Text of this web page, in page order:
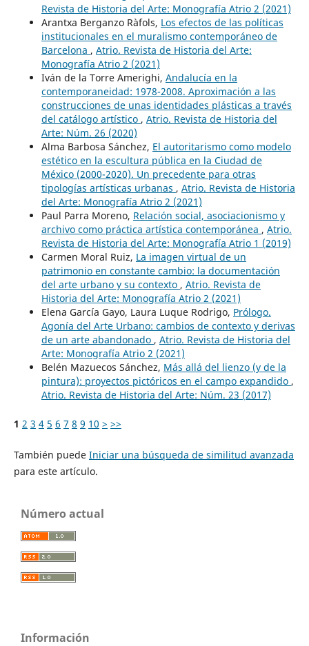
Revista de Historia del Arte: Monografía Atrio 2 (2021)
Arantxa Berganzo Ràfols, Los efectos de las políticas
institucionales en el muralismo contemporáneo de
Barcelona , Atrio. Revista de Historia del Arte:
Monografía Atrio 2 (2021)
Iván de la Torre Amerighi, Andalucía en la
contemporaneidad: 1978-2008. Aproximación a las
construcciones de unas identidades plásticas a través
del catálogo artístico , Atrio. Revista de Historia del
Arte: Núm. 26 (2020)
Alma Barbosa Sánchez, El autoritarismo como modelo
estético en la escultura pública en la Ciudad de
México (2000-2020). Un precedente para otras
tipologías artísticas urbanas , Atrio. Revista de Historia
del Arte: Monografía Atrio 2 (2021)
Paul Parra Moreno, Relación social, asociacionismo y
archivo como práctica artística contemporánea , Atrio.
Revista de Historia del Arte: Monografía Atrio 1 (2019)
Carmen Moral Ruiz, La imagen virtual de un
patrimonio en constante cambio: la documentación
del arte urbano y su contexto , Atrio. Revista de
Historia del Arte: Monografía Atrio 2 (2021)
Elena García Gayo, Laura Luque Rodrigo, Prólogo.
Agonía del Arte Urbano: cambios de contexto y derivas
de un arte abandonado , Atrio. Revista de Historia del
Arte: Monografía Atrio 2 (2021)
Belén Mazuecos Sánchez, Más allá del lienzo (y de la
pintura): proyectos pictóricos en el campo expandido ,
Atrio. Revista de Historia del Arte: Núm. 23 (2017)
1 2 3 4 5 6 7 8 9 10 > >>
También puede Iniciar una búsqueda de similitud avanzada
para este artículo.
Número actual
Información